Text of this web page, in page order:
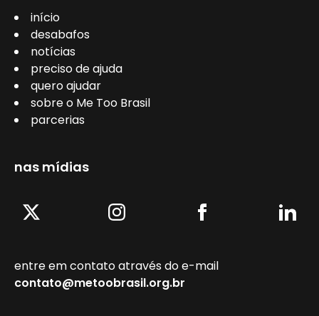
início
desabafos
notícias
preciso de ajuda
quero ajudar
sobre o Me Too Brasil
parcerias
nas mídias
entre em contato através do e-mail
contato@metoobrasil.org.br